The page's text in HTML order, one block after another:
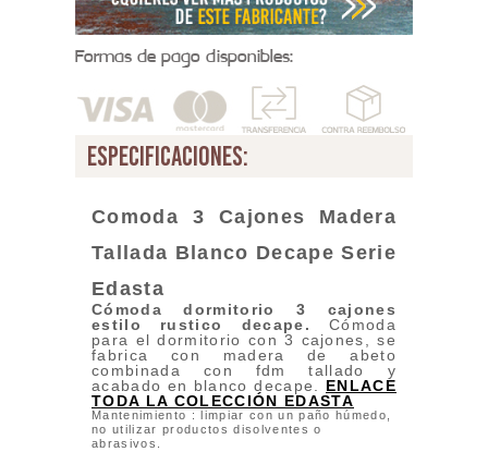
Formas de pago disponibles:
especificaciones:
Comoda 3 Cajones Madera
Tallada Blanco Decape Serie
Edasta
Cómoda dormitorio 3 cajones
estilo rustico decape.Cómoda
para el dormitorio con 3 cajones, se
fabrica con madera de abeto
combinada con fdm tallado y
acabado en blanco decape. ENLACE
TODA LA COLECCIÓN EDASTA
Mantenimiento : limpiar con un paño húmedo,
no utilizar productos disolventes o
abrasivos.